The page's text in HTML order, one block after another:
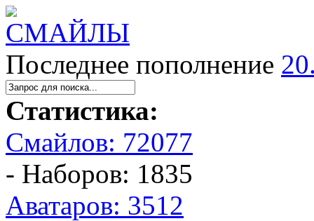
Последнее пополнение
Статистика:
Смайлов: 72077
- Наборов: 1835
Аватаров: 3512